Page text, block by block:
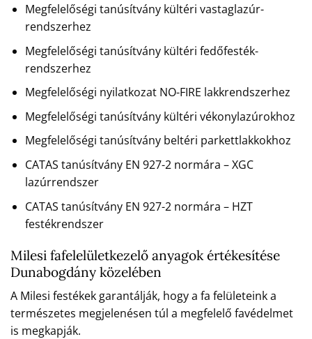
Megfelelőségi tanúsítvány kültéri vastaglazúr-
rendszerhez
Megfelelőségi tanúsítvány kültéri fedőfesték-
rendszerhez
Megfelelőségi nyilatkozat NO-FIRE lakkrendszerhez
Megfelelőségi tanúsítvány kültéri vékonylazúrokhoz
Megfelelőségi tanúsítvány beltéri parkettlakkokhoz
CATAS tanúsítvány EN 927-2 normára – XGC
lazúrrendszer
CATAS tanúsítvány EN 927-2 normára – HZT
festékrendszer
Milesi fafelelületkezelő anyagok értékesítése
Dunabogdány közelében
A Milesi festékek garantálják, hogy a fa felületeink a
természetes megjelenésen túl a megfelelő favédelmet
is megkapják.